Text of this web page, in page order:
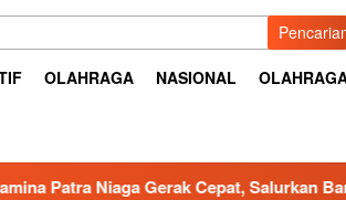
OLAHRAGA NASIONAL
Cepat, Salurkan Bantuan Masyarakat